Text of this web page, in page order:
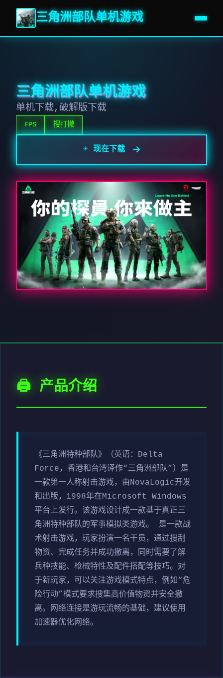
三角洲部队单机游戏
三角洲部队单机游戏
单机下载,破解版下载
FPS 搜打撤
☀️ 现在下载
🖨️ 产品介绍
《三角洲特种部队》（英语：Delta
Force，香港和台湾译作“三角洲部队”）是
一款第一人称射击游戏，由NovaLogic开发
和出版，1998年在Microsoft Windows
平台上发行。该游戏设计成一款基于真正三
角洲特种部队的军事模拟类游戏。 是一款战
术射击游戏，玩家扮演一名干员，通过搜刮
物资、完成任务并成功撤离，同时需要了解
兵种技能、枪械特性及配件搭配等技巧。对
于新玩家，可以关注游戏模式特点，例如“危
险行动”模式要求搜集高价值物资并安全撤
离。网络连接是游玩流畅的基础，建议使用
加速器优化网络。